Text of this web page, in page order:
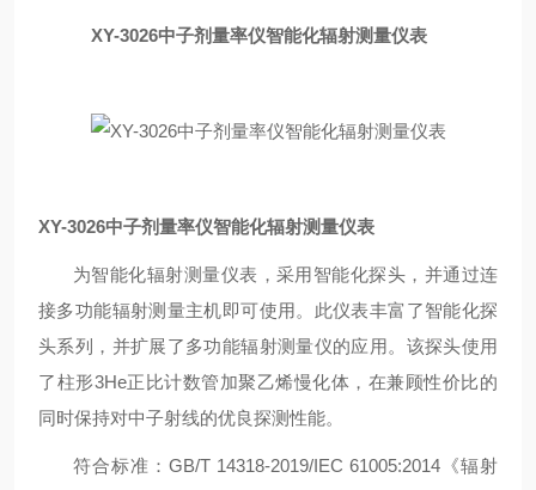
XY-3026中子剂量率仪智能化辐射测量仪表
XY-3026中子剂量率仪智能化辐射测量仪表
为智能化辐射测量仪表，采用智能化探头，并通过连
接多功能辐射测量主机即可使用。此仪表丰富了智能化探
头系列，并扩展了多功能辐射测量仪的应用。该探头使用
了柱形3He正比计数管加聚乙烯慢化体，在兼顾性价比的
同时保持对中子射线的优良探测性能。
符合标准：GB/T 14318-2019/IEC 61005:2014《辐射